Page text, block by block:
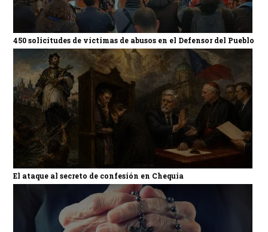
450 solicitudes de víctimas de abusos en el Defensor del Pueblo
El ataque al secreto de confesión en Chequia